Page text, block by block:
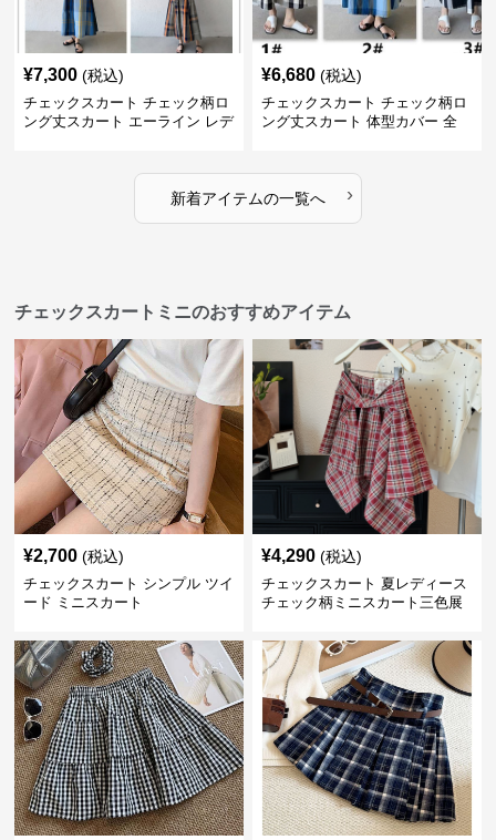
¥7,300 (税込)
チェックスカート チェック柄ロ
ング丈スカート エーライン レデ
¥6,680 (税込)
チェックスカート チェック柄ロ
ング丈スカート 体型カバー 全
新着アイテムの一覧へ ›
チェックスカートミニのおすすめアイテム
¥2,700 (税込)
チェックスカート シンプル ツイ
ード ミニスカート
¥4,290 (税込)
チェックスカート 夏レディース
チェック柄ミニスカート三色展